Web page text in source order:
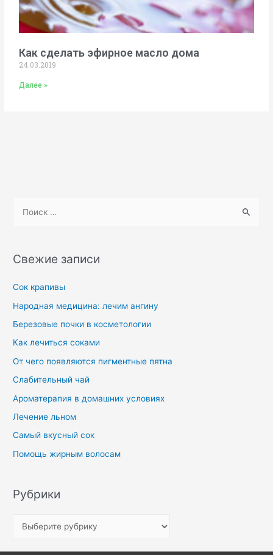
Как сделать эфирное масло дома
24.03.2019
Далее »
Свежие записи
Сок крапивы
Народная медицина: лечим ангину
Березовые почки в косметологии
Как лечиться соками
От чего появляются пигментные пятна
Слабительный чай
Ароматерапия в домашних условиях
Лечение льном
Самый вкусный сок
Помощь жирным волосам
Рубрики